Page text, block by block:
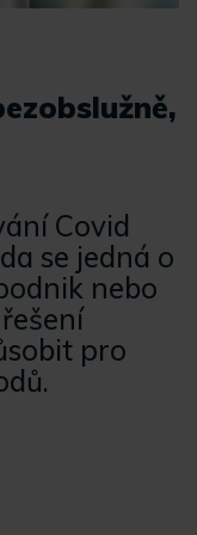
Covid
se jedná o
nebo
pro